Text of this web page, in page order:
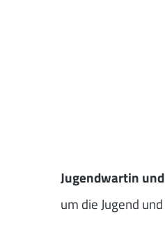
Jugendwartin
um die Jugend